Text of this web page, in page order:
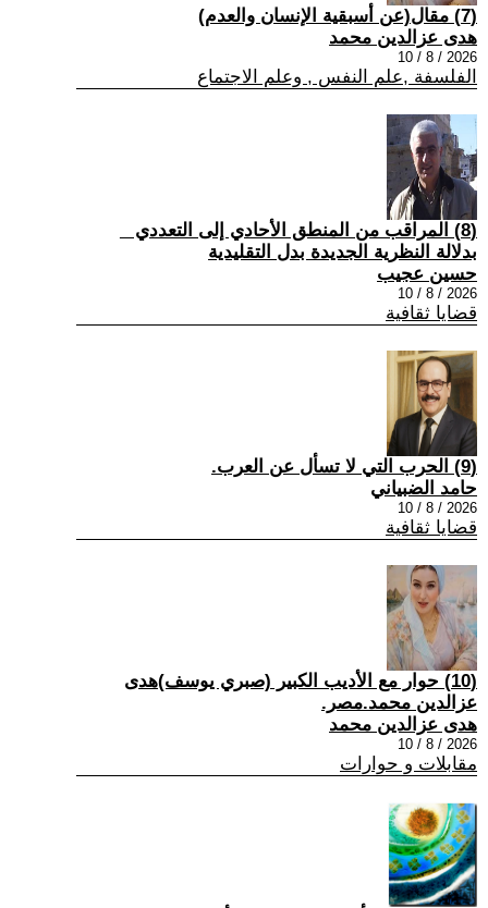
(7) مقال(عن أسبقية الإنسان والعدم)
هدى عزالدين محمد
2026 / 8 / 10
الفلسفة ,علم النفس , وعلم الاجتماع
(8) المراقب من المنطق الأحادي إلى التعددي _
بدلالة النظرية الجديدة بدل التقليدية
حسين عجيب
2026 / 8 / 10
قضايا ثقافية
(9) الحرب التي لا تسأل عن العرب.
حامد الضبياني
2026 / 8 / 10
قضايا ثقافية
(10) حوار مع الأديب الكبير (صبري يوسف)هدى
عزالدين محمد.مصر.
هدى عزالدين محمد
2026 / 8 / 10
مقابلات و حوارات